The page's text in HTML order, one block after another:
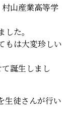
山産業高等学
た。
もは大変珍しい
誕生しまし
生徒さんが行い